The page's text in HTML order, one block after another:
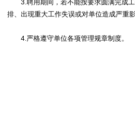
3.聘用期间，若不能按要求圆满完成工
排、出现重大工作失误或对单位造成严重
4.严格遵守单位各项管理规章制度。